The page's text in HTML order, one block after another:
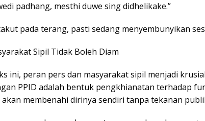
padhang, mesthi duwe sing didhelikake.”
pada terang, pasti sedang menyembunyikan
Sipil Tidak Boleh Diam
ini, peran pers dan masyarakat sipil menjadi
PPID adalah bentuk pengkhianatan terhadap
membenahi dirinya sendiri tanpa tekanan